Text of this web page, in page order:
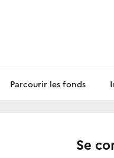
Parcourir les fonds
Se